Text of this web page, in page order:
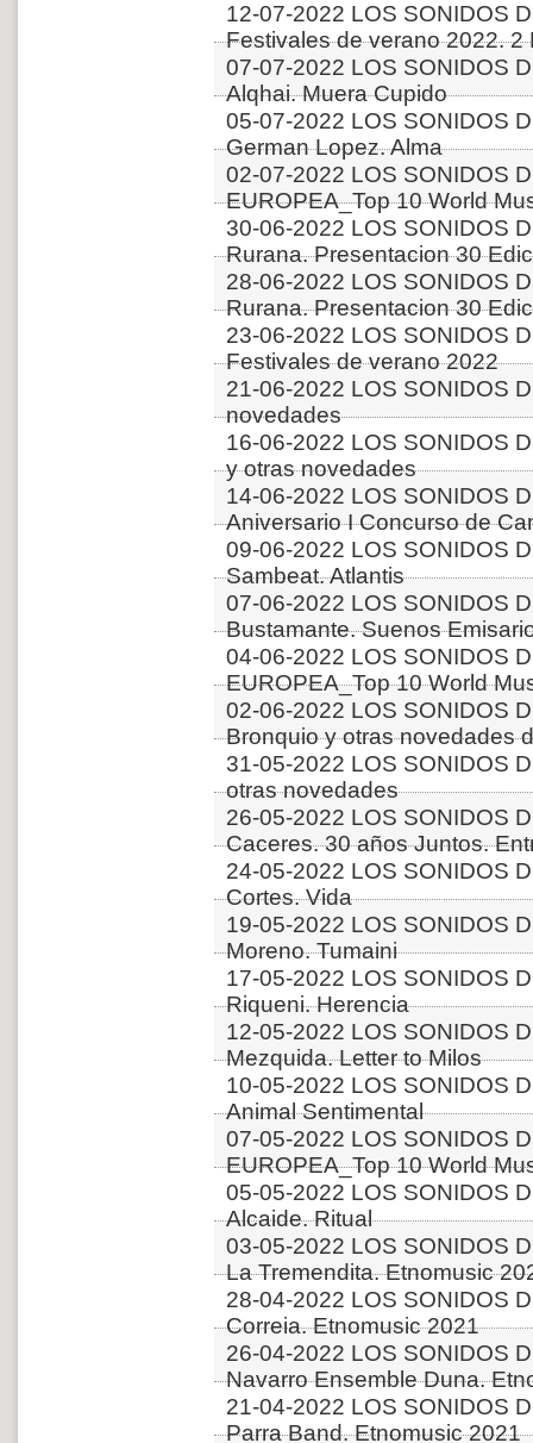
12-07-2022 LOS SONIDOS
Festivales de verano 2022.
07-07-2022 LOS SONIDOS
Alqhai. Muera Cupido
05-07-2022 LOS SONIDOS
German Lopez. Alma
02-07-2022 LOS SONIDOS
EUROPEA_Top 10 World
30-06-2022 LOS SONIDOS
Rurana. Presentacion 30
28-06-2022 LOS SONIDOS
Rurana. Presentacion 30
23-06-2022 LOS SONIDOS
Festivales de verano 2022
21-06-2022 LOS SONIDOS
novedades
16-06-2022 LOS SONIDOS
y otras novedades
14-06-2022 LOS SONIDOS
Aniversario I Concurso de
09-06-2022 LOS SONIDOS
Sambeat. Atlantis
07-06-2022 LOS SONIDOS
Bustamante. Suenos
04-06-2022 LOS SONIDOS
EUROPEA_Top 10 World
02-06-2022 LOS SONIDOS
Bronquio y otras novedades
31-05-2022 LOS SONIDOS
otras novedades
26-05-2022 LOS SONIDOS
Caceres. 30 años Juntos.
24-05-2022 LOS SONIDOS
Cortes. Vida
19-05-2022 LOS SONIDOS
Moreno. Tumaini
17-05-2022 LOS SONIDOS
Riqueni. Herencia
12-05-2022 LOS SONIDOS
Mezquida. Letter to Milos
10-05-2022 LOS SONIDOS
Animal Sentimental
07-05-2022 LOS SONIDOS
EUROPEA_Top 10 World
05-05-2022 LOS SONIDOS
Alcaide. Ritual
03-05-2022 LOS SONIDOS
La Tremendita. Etnomusic
28-04-2022 LOS SONIDOS
Correia. Etnomusic 2021
26-04-2022 LOS SONIDOS
Navarro Ensemble Duna.
21-04-2022 LOS SONIDOS
Parra Band. Etnomusic 2021